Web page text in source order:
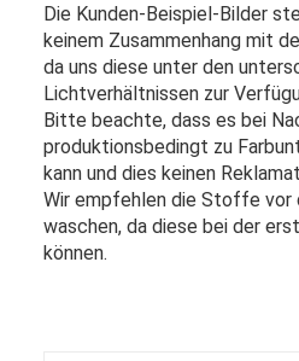
Die Kunden-Beispiel-Bilder
keinem Zusammenhang mit
da uns diese unter den
Lichtverhältnissen zur
Bitte beachte, dass es bei
produktionsbedingt zu
kann und dies keinen
Wir empfehlen die Stoffe vor
waschen, da diese bei der
können.